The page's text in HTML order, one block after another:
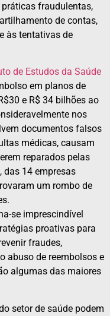
fraudulentas,
de contas,
às tentativas de
de Estudos da Saúde
em planos de
e R$ 34 bilhões ao
nos
documentos falsos
médicas, causam
reparados pelas
das 14 empresas
um rombo de
se imprescindível
proativas para
fraudes,
abuso de reembolsos e
algumas das maiores
setor de saúde podem